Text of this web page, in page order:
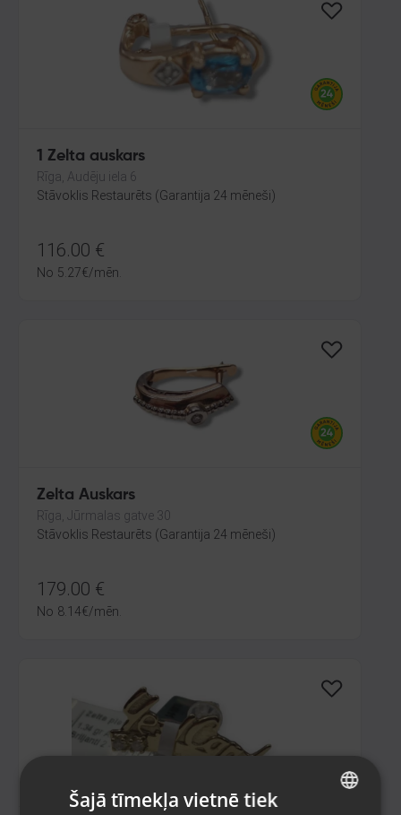
1 Zelta auskars
Rīga, Audēju iela 6
Stāvoklis Restaurēts (Garantija 24 mēneši)
116.00 €
No 5.27€/mēn.
Zelta Auskars
Rīga, Jūrmalas gatve 30
Stāvoklis Restaurēts (Garantija 24 mēneši)
179.00 €
No 8.14€/mēn.
Šajā tīmekļa vietnē tiek